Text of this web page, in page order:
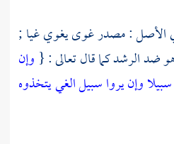
الأصل : مصدر غوى يغوي غيا ;
ضد الرشد كما قال تعالى : { وإن
وإن يروا سبيل الغي يتخذوه